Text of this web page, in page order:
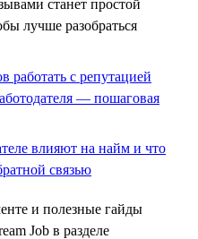
станет простой
лучше разобраться
с репутацией
— пошаговая
влияют на найм и что
связью
и полезные гайды
Job в разделе